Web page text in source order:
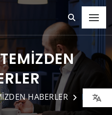
HABERLER Detay